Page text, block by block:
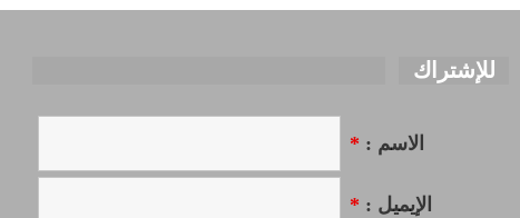
للإشتراك
الاسم : *
الإيميل : *